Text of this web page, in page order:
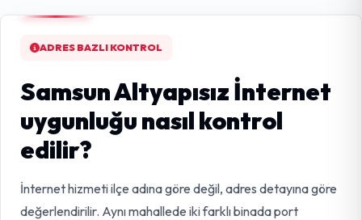
ADRES BAZLI KONTROL
Samsun Altyapısız İnternet
uygunluğu nasıl kontrol
edilir?
İnternet hizmeti ilçe adına göre değil, adres detayına göre
değerlendirilir. Aynı mahallede iki farklı binada port